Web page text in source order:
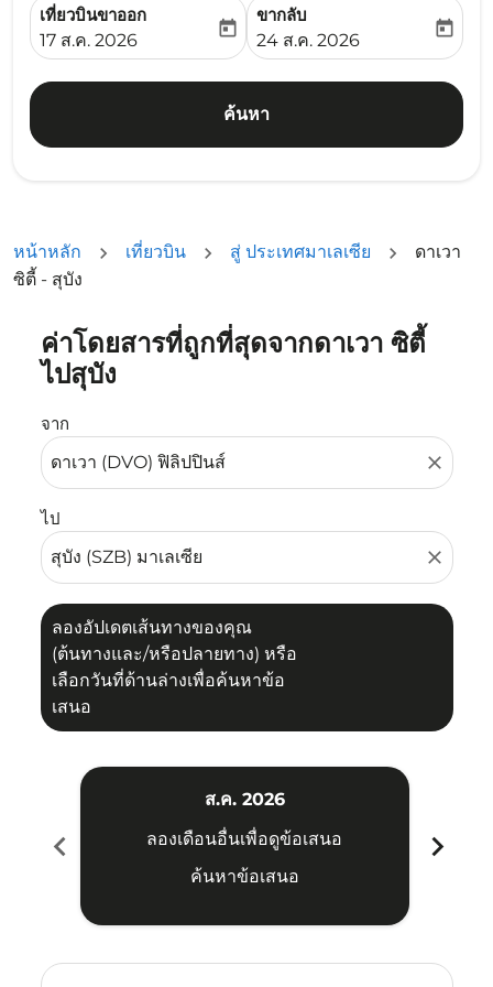
เที่ยวบินขาออก
fc-booking-departure-date-aria-label
17 ส.ค. 2026
today
ขากลับ
fc-booking-return-date-
24 ส.ค. 2026
today
ค้นหา
หน้าหลัก เที่ยวบิน สู่ ประเทศมาเลเซีย
ดาเวา
ซิตี้ - สุบัง
ค่าโดยสารที่ถูกที่สุดจากดาเวา ซิตี้
ไปสุบัง
จาก
close
ไป
close
ลองอัปเดตเส้นทางของคุณ
(ต้นทางและ/หรือปลายทาง) หรือ
เลือกวันที่ด้านล่างเพื่อค้นหาข้อ
เสนอ
ลองอัปเดตเส้นทางของคุณ (ต้นทางและ/หรือปลายทาง) หรื
chevron_left
ส.ค. 2026
ลองเดือนอื่นเพื่อดูข้อเสนอ
ค้นหาข้อเสนอ
chevron_right